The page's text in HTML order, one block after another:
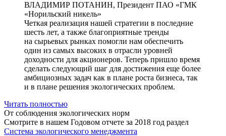
ВЛАДИМИР ПОТАНИН, Президент ПАО «ГМК
«Норильский никель»
Четкая реализация нашей стратегии в последние
шесть лет, а также благоприятные тренды
на сырьевых рынках помогли нам обеспечить
один из самых высоких в отрасли уровней
доходности для акционеров. Теперь пришло время
сделать следующий шаг для достижения еще более
амбициозных задач как в плане роста бизнеса, так
и в плане решения экологических проблем.
Читать полностью
От соблюдения экологических норм
Смотрите в нашем Годовом отчете за 2018 год раздел
Система экологического менеджмента